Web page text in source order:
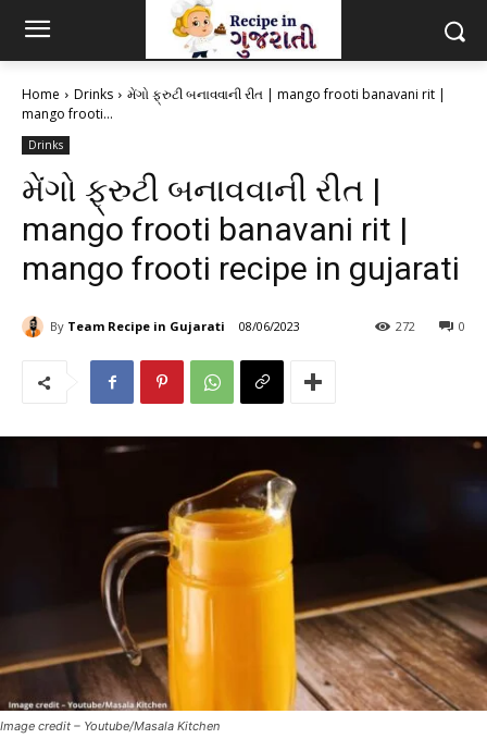
Home Drinks
મેંગો ફ્રુટી બનાવવાની રીત | mango frooti banavani rit |
mango frooti...
Drinks
મેંગો ફ્રુટી બનાવવાની રીત |
mango frooti banavani rit |
mango frooti recipe in gujarati
By Team Recipe in Gujarati 08/06/2023 0
272
Image credit – Youtube/Masala Kitchen